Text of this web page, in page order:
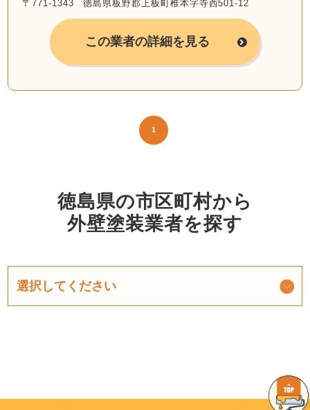
〒771-1343 徳島県板野郡上板町椎本字寺西501-12
この業者の詳細を見る
1
徳島県の市区町村から
外壁塗装業者を探す